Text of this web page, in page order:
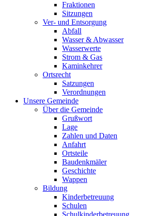
Fraktionen
Sitzungen
Ver- und Entsorgung
Abfall
Wasser & Abwasser
Wasserwerte
Strom & Gas
Kaminkehrer
Ortsrecht
Satzungen
Verordnungen
Unsere Gemeinde
Über die Gemeinde
Grußwort
Lage
Zahlen und Daten
Anfahrt
Ortsteile
Baudenkmäler
Geschichte
Wappen
Bildung
Kinderbetreuung
Schulen
Schulkinderbetreuung